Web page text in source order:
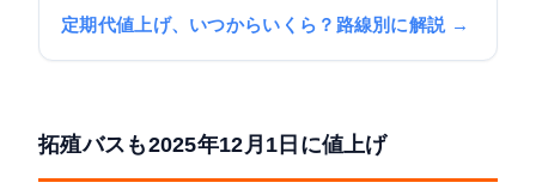
定期代値上げ、いつからいくら？路線別に解説 →
拓殖バスも2025年12月1日に値上げ